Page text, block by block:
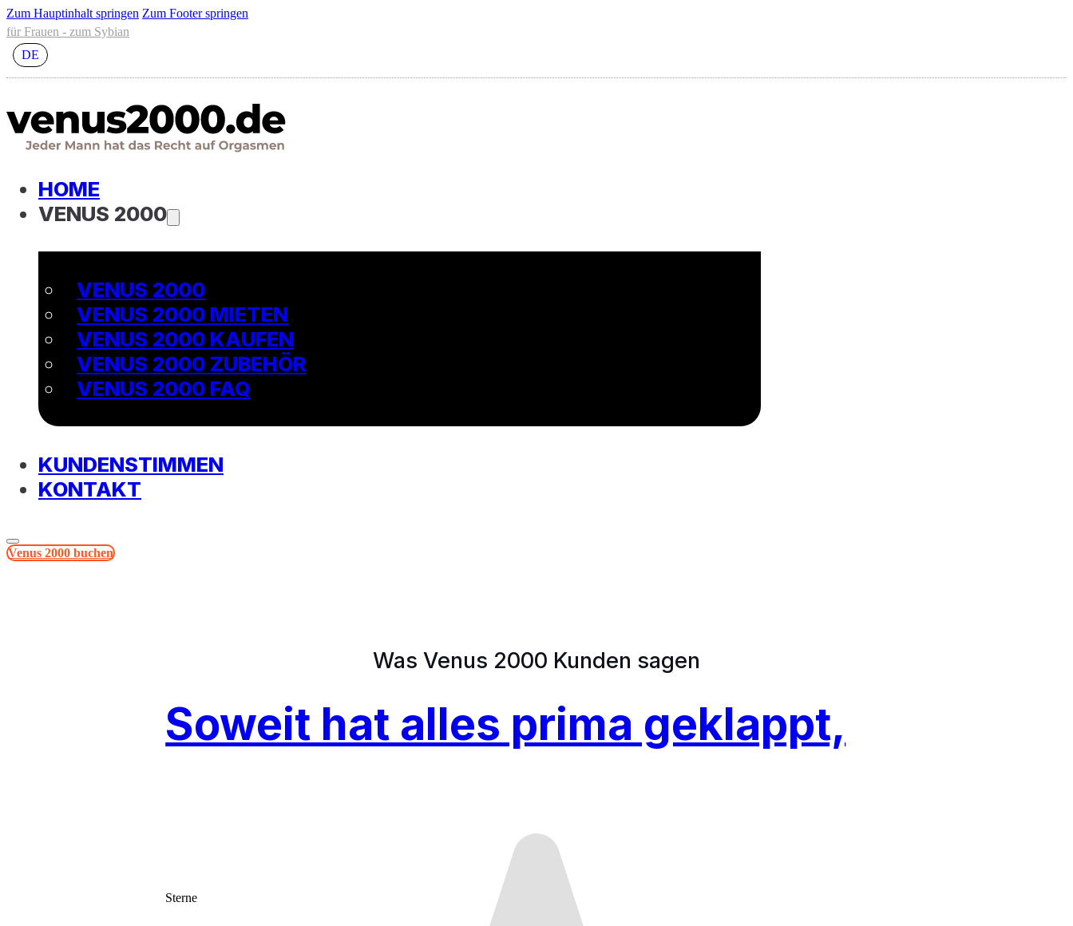
Zum Hauptinhalt springen Zum Footer springen
für Frauen - zum Sybian
DE
HOME
VENUS 2000
VENUS 2000
VENUS 2000 MIETEN
VENUS 2000 KAUFEN
VENUS 2000 ZUBEHÖR
VENUS 2000 FAQ
KUNDENSTIMMEN
KONTAKT
Venus 2000 buchen
Was Venus 2000 Kunden sagen
Soweit hat alles prima geklappt,
Sterne